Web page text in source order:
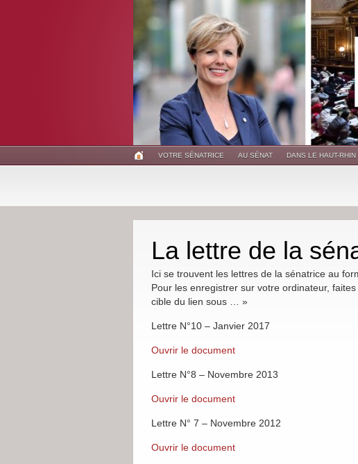
VOTRE SÉNATRICE AU SÉNAT DANS LE HAUT-RHIN
La lettre de la
Ici se trouvent les lettres de la sénatrice au
Pour les enregistrer sur votre ordinateur,
cible du lien sous … »
Lettre N°10 – Janvier 2017
Ouvrir le document
Lettre N°8 – Novembre 2013
Ouvrir le document
Lettre N° 7 – Novembre 2012
Ouvrir le document